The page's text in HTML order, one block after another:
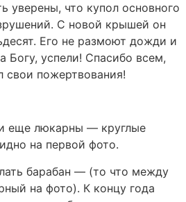
что купол основного
С новой крышей он
Его не размоют дожди и
Богу, успели! Спасибо всем,
свои пожертвования!
еще люкарны — круглые
на первой фото.
барабан — (то что между
на фото). К концу года